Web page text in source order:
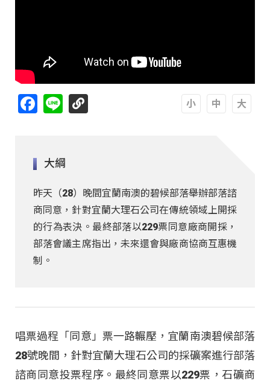
Facebook
Line
大綱
昨天（28）晚間宜蘭南澳的碧候部落舉辦部落諮
商同意，針對宜蘭大理石公司在傳統領域上開採
的行為表決。最終部落以229票同意廠商開採，
部落會議主席指出，未來還會與廠商協商互惠機
制。
唱票過程「同意」票一路輾壓，宜蘭南澳碧候部落
28號晚間，針對宜蘭大理石公司的採礦案進行部落
諮商同意投票程序。最終同意票以229票，石礦商